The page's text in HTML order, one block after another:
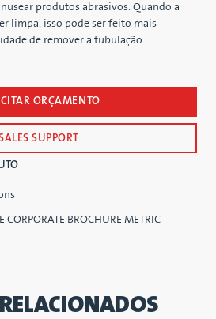
produtos abrasivos. Quando a
limpa, isso pode ser feito mais
de remover a tubulação.
ORÇAMENTO
SUPPORT
BROCHURE METRIC